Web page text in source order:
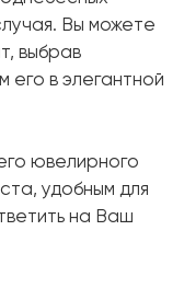
Вы можете
выбрав
его в элегантной
ювелирного
удобным для
на Ваш